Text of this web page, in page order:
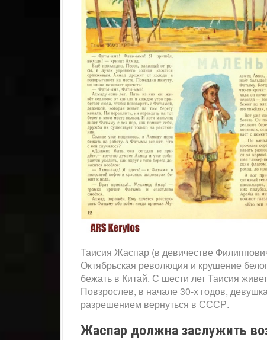
Таисия Жаспар (в девичестве
Октябрьская революция и крушение
бежать в Китай. С шести лет Таисия
Повзрослев, в начале 30-х годов,
разрешением вернуться в СССР.
Жаспар должна заслужить